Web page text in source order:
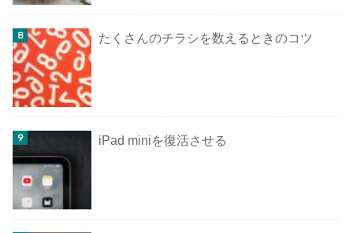
たくさんのチラシを数えるときのコツ
iPad miniを復活させる